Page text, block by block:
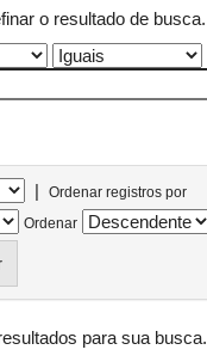
o resultado de busca.
|
Ordenar registros por
Ordenar
para sua busca.